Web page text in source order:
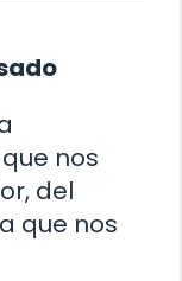
nos
del
que nos